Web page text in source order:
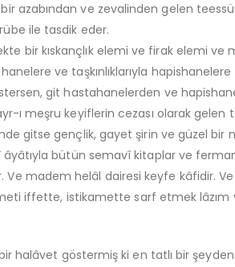
azabından ve zevalinden gelen
ile tasdik eder.
bir kıskançlık elemi ve firak elemi
ve taşkınlıklarıyla
git hastahanelerden ve
ı meşru keyiflerin cezası olarak
gitse gençlik, gayet şirin ve güzel
âyâtıyla bütün semavî kitaplar ve
Ve madem helâl dairesi keyfe kâfidir.
iffette, istikamette sarf etmek lâzım
halâvet göstermiş ki en tatlı bir